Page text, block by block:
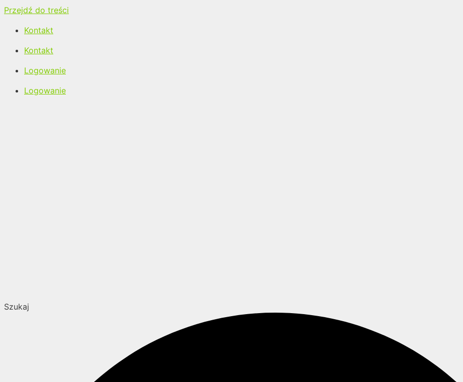
Przejdź do treści
Kontakt
Kontakt
Logowanie
Logowanie
Szukaj